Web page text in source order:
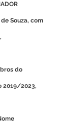
de Souza, com
do
2019/2023,